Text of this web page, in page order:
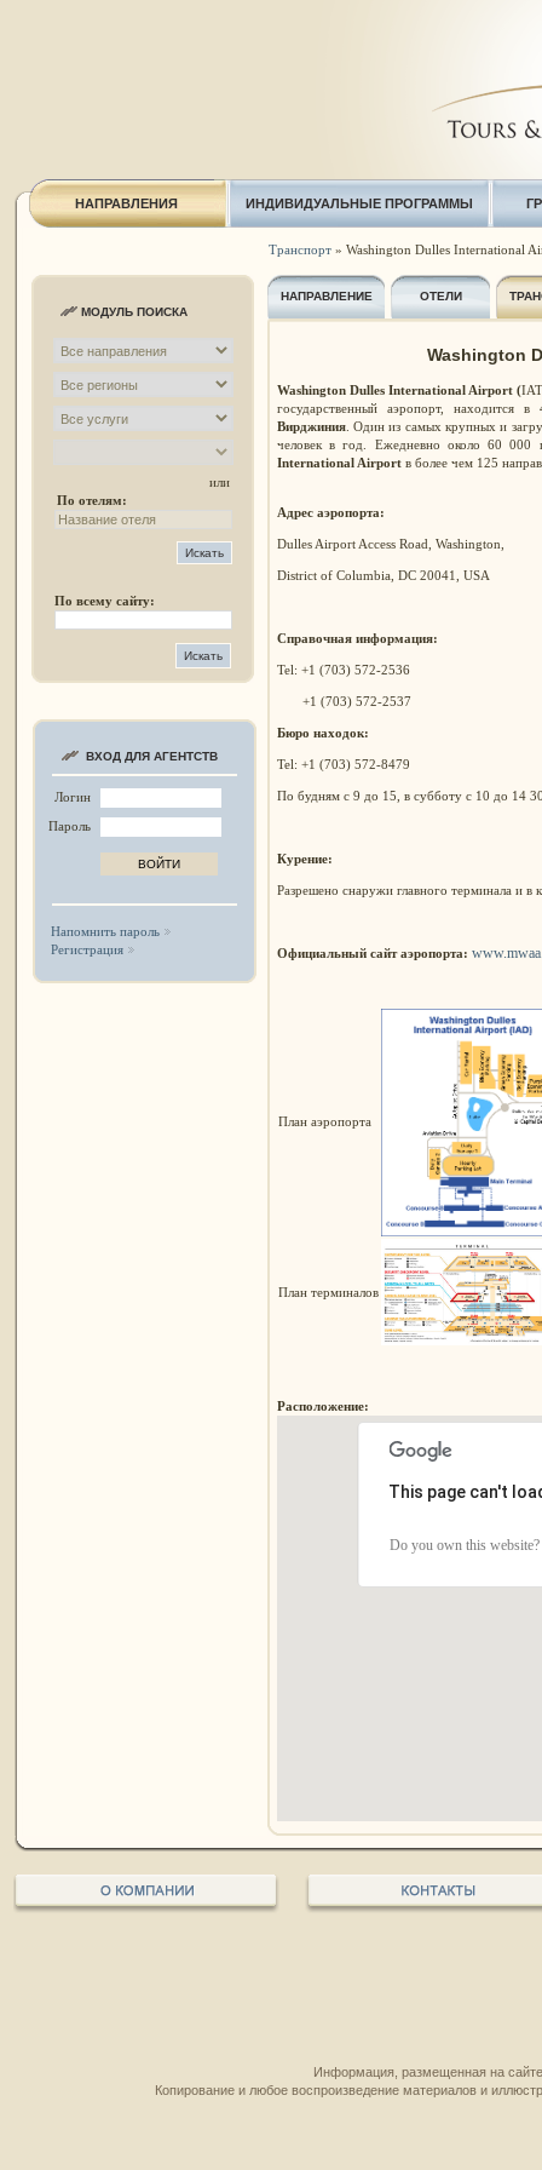
НАПРАВЛЕНИЯ ИНДИВИДУАЛЬНЫЕ ПРОГРАММЫ
МОДУЛЬ ПОИСКА
или
По отелям:
По всему сайту:
ВХОД ДЛЯ АГЕНТСТВ
Логин
Пароль
Напомнить пароль
Регистрация
Транспорт» Washington Dulles International
НАПРАВЛЕНИЕ ОТЕЛИ
Washington
Washington Dulles International Airport(
государственный аэропорт, находится
Вирджиния. Один из самых крупных и
человек в год. Ежедневно около 60 000
International Airport в более чем 125
Адрес аэропорта:
Dulles Airport Access Road, Washington,
District of Columbia, DC 20041, USA
Справочная информация:
Tel: +1 (703) 572-2536
+1 (703) 572-2537
Бюро находок:
Tel: +1 (703) 572-8479
По будням с 9 до 15, в субботу с 10 до 14
Курение:
Разрешено снаружи главного терминала и
Официальный сайт аэропорта:
План аэропорта
План терминалов
Расположение:
This page can't
Do you own this website?
Информация, размещенная на
Копирование и любое воспроизведение материалов и